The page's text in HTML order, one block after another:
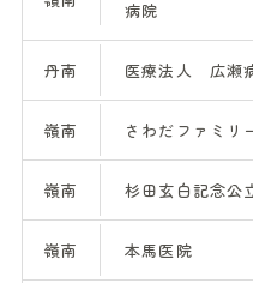
病院
丹南 医療法人 広瀬
嶺南 さわだファミリ
嶺南 杉田玄白記念公
嶺南 本馬医院